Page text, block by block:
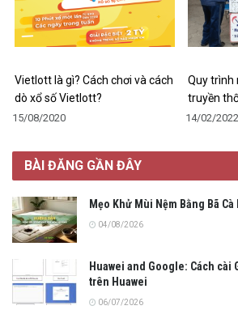
Vietlott là gì? Cách chơi và cách
dò xổ số Vietlott?
15/08/2020
Quy trình
truyền
14/02/2022
BÀI ĐĂNG GẦN ĐÂY
Mẹo Khử Mùi Nệm Bằng Bã
04/08/2026
Huawei and Google: Cách cài
trên Huawei
06/07/2026